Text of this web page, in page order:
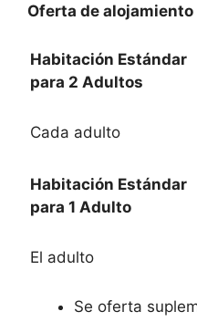
Oferta de
Habitación Estándar
para 2 Adultos
Cada adulto
Habitación Estándar
para 1 Adulto
El adulto
Se oferta